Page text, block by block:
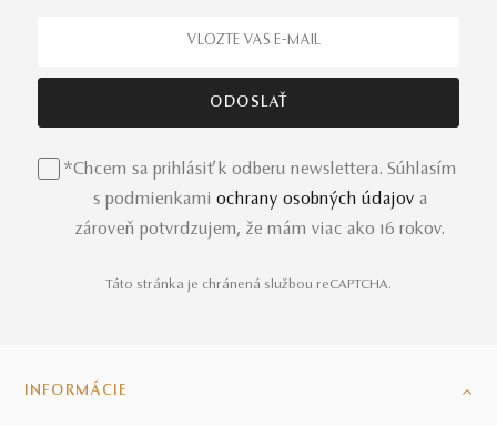
šperkov si ľahko získajú vašu pozornosť a túžbu.
určite sa stanú vašimi rodinnými klenotmi, ktoré sa dedia
vašej rodine hodnotnú tradíciu zo sveta prémiových
Perlové šperky s hlbokým odkazom
partnerom. V našej ponuke objavíte jednotlivé kúsky
*Chcem sa prihlásiť k odberu newslettera. Súhlasím
s podmienkami ochrany osobných údajov a
zároveň potvrdzujem, že mám viac ako 16 rokov.
Táto stránka je chránená službou reCAPTCHA.
INFORMÁCIE